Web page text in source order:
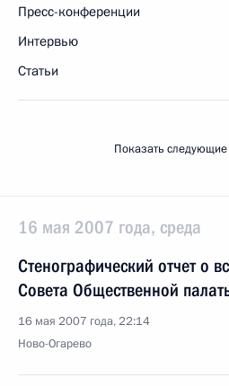
Пресс-конференции
Интервью
Статьи
Показать
16 мая 2007 года, среда
Стенографический отчет о
Совета Общественной
16 мая 2007 года, 22:14
Ново-Огарево